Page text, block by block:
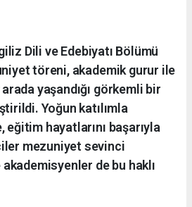
Dili ve Edebiyatı Bölümü
töreni, akademik gurur ile
yaşandığı görkemli bir
Yoğun katılımla
hayatlarını başarıyla
mezuniyet sevinci
de bu haklı